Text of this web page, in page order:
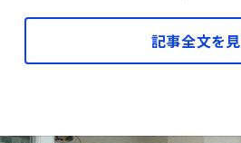
記事全文を